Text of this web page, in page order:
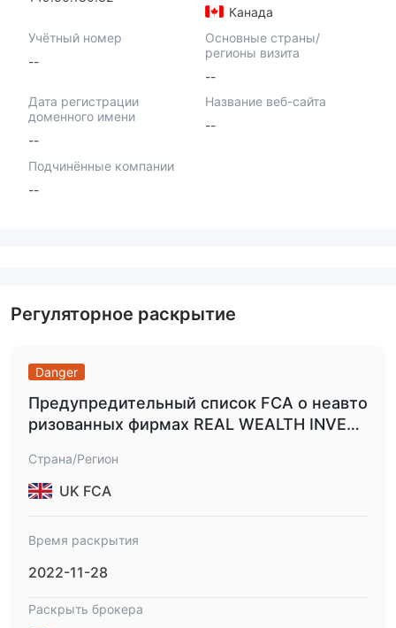
Канада
Учётный номер
--
Основные страны/
регионы визита
--
Дата регистрации
доменного имени
--
Название веб-сайта
--
Подчинённые компании
--
Регуляторное раскрытие
Danger
Предупредительный список FCA о неавто
ризованных фирмах REAL WEALTH INVEST
Страна/Регион
UK FCA
Время раскрытия
2022-11-28
Раскрыть брокера